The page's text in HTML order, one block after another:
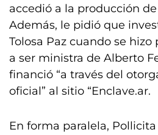
accedió a la producción
Además, le pidió que
Tolosa Paz cuando se
a ser ministra de Alberto
financió “a través del
oficial” al sitio “Enclave.ar.
En forma paralela,